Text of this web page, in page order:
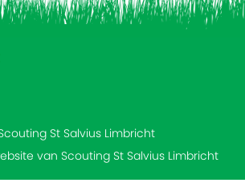
St Salvius Limbricht
van Scouting St Salvius Limbricht